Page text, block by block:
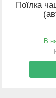
Поїлка
В